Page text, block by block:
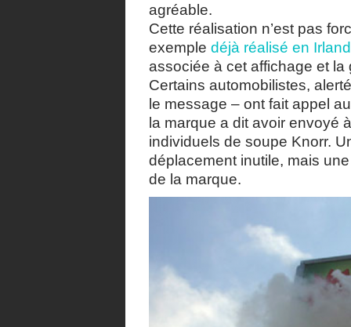
agréable.
Cette réalisation n’est pas
exemple déjà réalisé en
associée à cet affichage et
Certains automobilistes,
le message – ont fait appel
la marque a dit avoir envoyé
individuels de soupe Knorr.
déplacement inutile, mais
de la marque.